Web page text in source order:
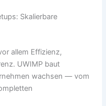
Skalierbare
allem Effizienz,
UWIMP baut
wachsen — vom